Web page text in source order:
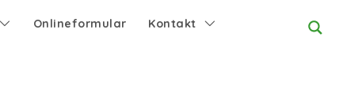
Onlineformular Kontakt